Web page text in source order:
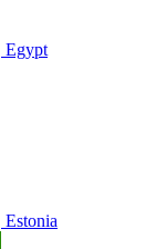
Egypt
Estonia